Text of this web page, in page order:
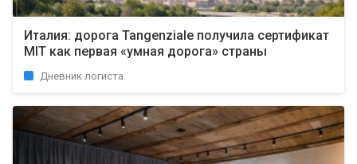
Италия: дорога Tangenziale получила сертификат
MIT как первая «умная дорога» страны
Дневник логиста